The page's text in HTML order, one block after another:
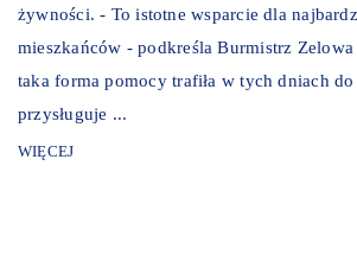
żywności. - To istotne wsparcie dla
mieszkańców - podkreśla Burmistrz
taka forma pomocy trafiła w tych dniach
przysługuje ...
WIĘCEJ